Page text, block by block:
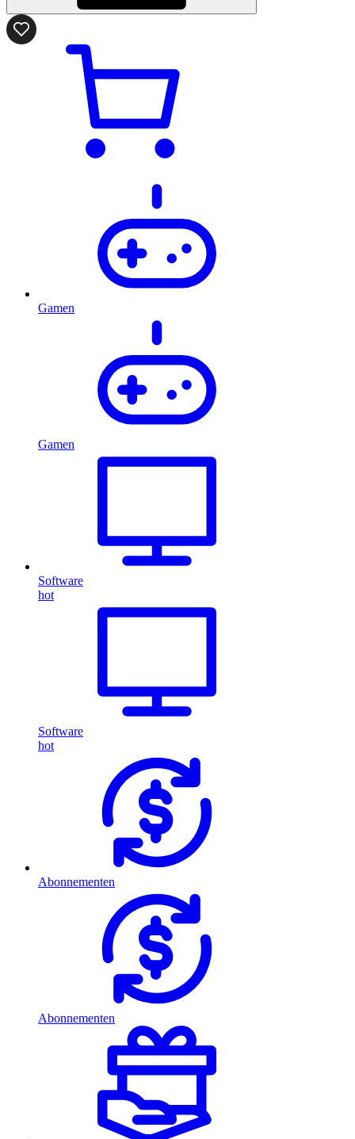
Gamen
Gamen
Software
hot
Software
hot
Abonnementen
Abonnementen